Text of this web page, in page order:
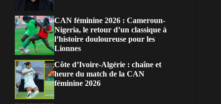
CAN féminine 2026 : Cameroun-
Nigeria, le retour d’un classique à
l’histoire douloureuse pour les
Lionnes
Côte d’Ivoire-Algérie : chaîne et
heure du match de la CAN
féminine 2026